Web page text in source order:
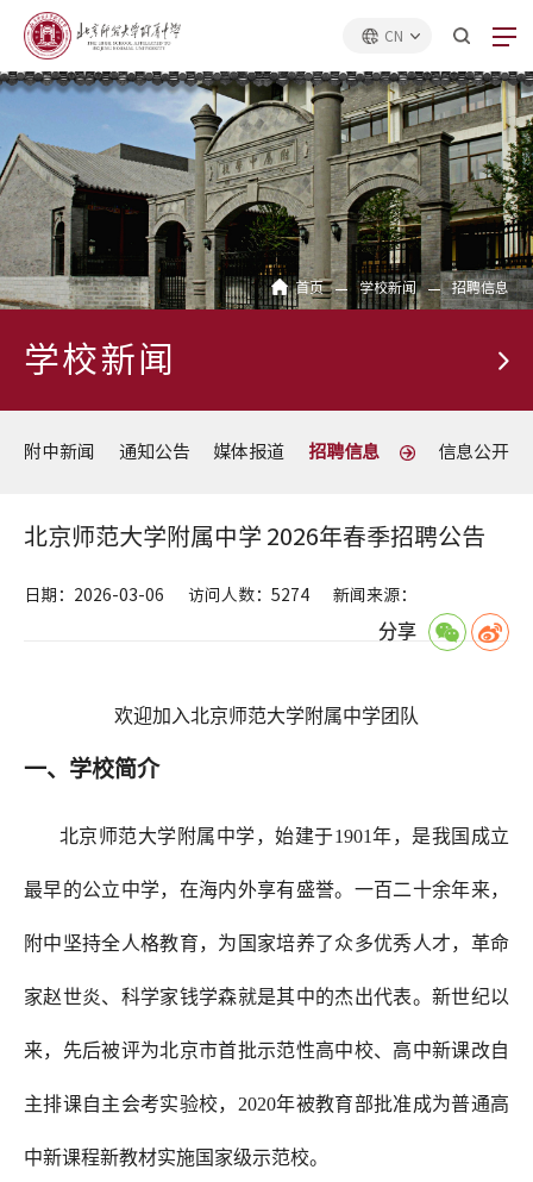
CN
首页 学校新闻 招聘信息
学校新闻
附中新闻 通知公告 媒体报道 招聘信息 信息公开
北京师范大学附属中学 2026年春季招聘公告
日期：2026-03-06 访问人数：5274 新闻来源：
分享
欢迎加入北京师范大学附属中学团队
一、学校简介
北京师范大学附属中学，始建于1901年，是我国成立
最早的公立中学，在海内外享有盛誉。一百二十余年来，
附中坚持全人格教育，为国家培养了众多优秀人才，革命
家赵世炎、科学家钱学森就是其中的杰出代表。新世纪以
来，先后被评为北京市首批示范性高中校、高中新课改自
主排课自主会考实验校，2020年被教育部批准成为普通高
中新课程新教材实施国家级示范校。